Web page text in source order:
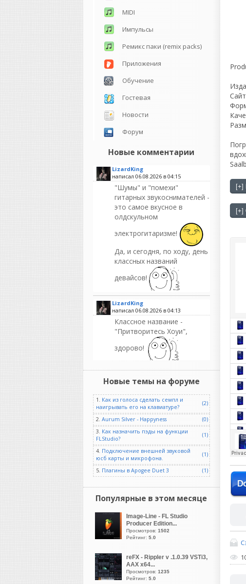
MIDI
Импульсы
Ремикс паки (remix packs)
Приложения
Обучение
Гостевая
Новости
Форум
Новые комментарии
LizardKing
написал 06.08.2026 в 04:15
"Шумы" и "помехи"
гитарных звукоснимателей -
это самое вкусное в
олдскульном
электрогитаризме!
Да, и сегодня, по ходу, день
классных названий
девайсов!
LizardKing
написал 06.08.2026 в 04:13
Классное название -
"Притворитесь Хоуи",
здорово!
написал 06.08.2026 в 00:28
всегда были, есть и будут.
Ser6140
написал 06.08.2026 в00:24
У федюньчиков что то
написал 05.08.2026 в23:47
Heavy
многие мировые звезды
хип-хопа, трэпа и
электронной танцевальной
Новые темы на форуме
1. Как из голоса сделать семпл и
наигрывать его на клавиатуре?
(2)
2. Aurum Silver - Happyness
(0)
3. Как назначить пэды на функции
FLStudio?
(1)
4. Подключение внешней звуковой
юсб карты и микрофона.
(1)
5. Плагины в Apogee Duet 3 (1)
Популярные в этом месяце
Image-Line - FL Studio
Producer Edition...
Просмотров: 1502
Рейтинг: 5.0
reFX - Rippler v .1.0.39 VSTi3,
AAX x64...
Просмотров: 1235
Рейтинг: 5.0